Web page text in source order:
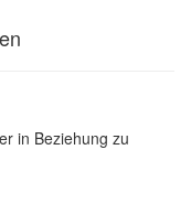
in Beziehung zu